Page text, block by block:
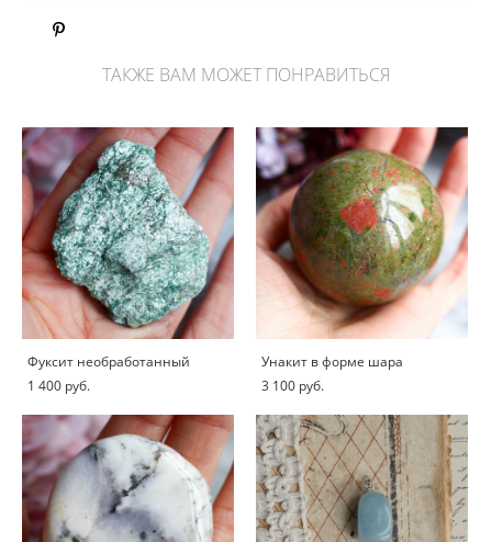
ТАКЖЕ ВАМ МОЖЕТ ПОНРАВИТЬСЯ
Фуксит необработанный
1 400 pуб.
Унакит в форме шара
3 100 pуб.